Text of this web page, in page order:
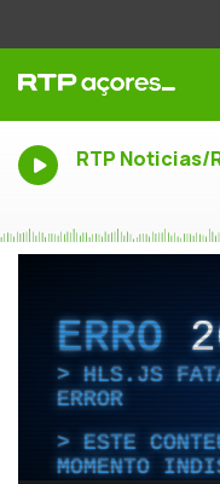
RTP Noticias/
ERRO
HLS.JS
ERROR
ESTE
MOMENTO